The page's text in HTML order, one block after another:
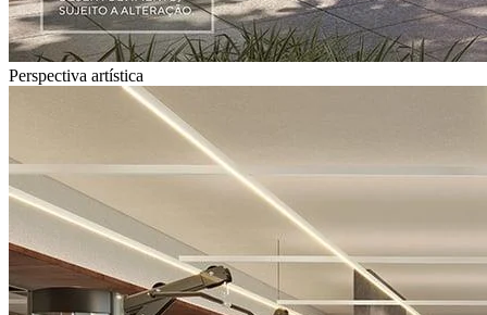
Perspectiva artística